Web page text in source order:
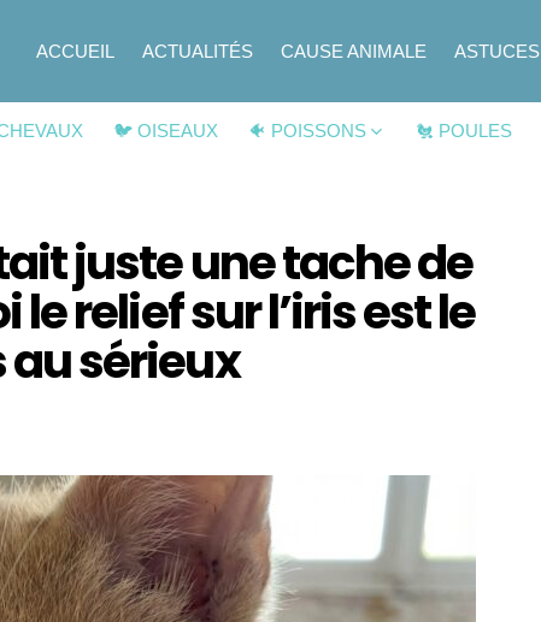
ACCUEIL ACTUALITÉS CAUSE ANIMALE ASTUCES
🐦 OISEAUX 🐠 POISSONS 🐔 POULES
juste une tache de
relief sur l’iris est le
sérieux